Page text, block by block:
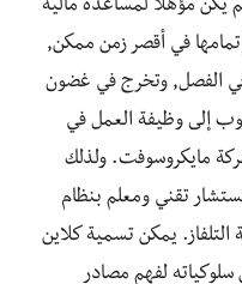
يكن مؤهلاً لمساعدة مالية
في أقصر زمن ممكن,
مساقات ب22 ساعة في الفصل, وتخرج في غضون
إلى وظيفة العمل في
مايكروسوفت. ولذلك
تقني ومعلم بنظام
التلفاز. يمكن تسمية كلاين
لفهم مصادر